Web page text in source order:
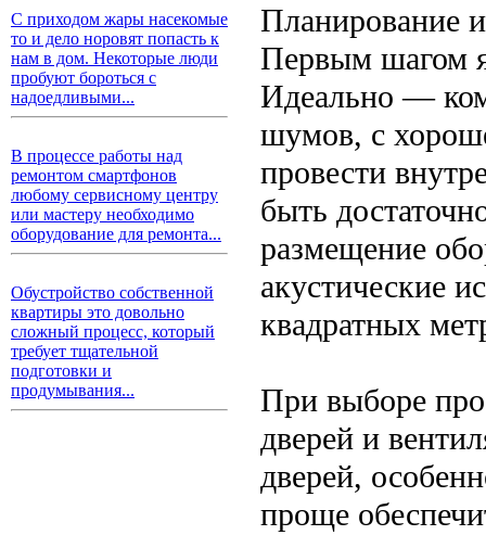
С приходом жары насекомые
то и дело норовят попасть к
нам в дом. Некоторые люди
пробуют бороться с
надоедливыми...
В процессе работы над
ремонтом смартфонов
любому сервисному центру
или мастеру необходимо
оборудование для ремонта...
Обустройство собственной
квартиры это довольно
сложный процесс, который
требует тщательной
подготовки и
продумывания...
Планирование
Первым шагом
Идеально —
шумов, с
провести
быть
размещение
акустические
квадратных
При выборе
дверей и
дверей,
проще